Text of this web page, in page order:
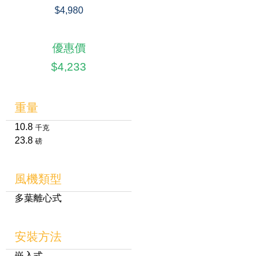
$4,980
優惠價
$4,233
重量
10.8 千克
23.8 磅
風機類型
多葉離心式
安裝方法